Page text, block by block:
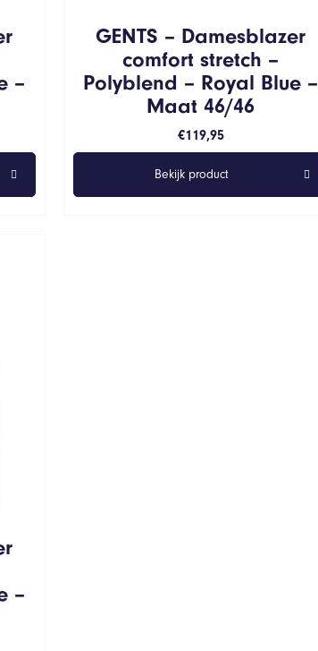
–
GENTS – Damesblazer
comfort stretch –
Polyblend – Royal Blue –
Maat 46/46
€119,95
Bekijk product
–